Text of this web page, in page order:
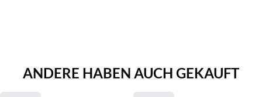
ANDERE HABEN AUCH GEKAUFT